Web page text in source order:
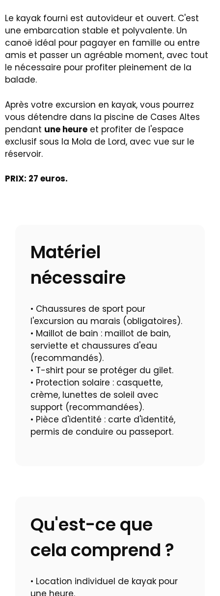
Le kayak fourni est autovideur et ouvert. C'est
une embarcation stable et polyvalente. Un
canoë idéal pour pagayer en famille ou entre
amis et passer un agréable moment, avec tout
le nécessaire pour profiter pleinement de la
balade.
Après votre excursion en kayak, vous pourrez
vous détendre dans la piscine de Cases Altes
pendant une heure et profiter de l'espace
exclusif sous la Mola de Lord, avec vue sur le
réservoir.
PRIX: 27 euros.
Matériel
nécessaire
• Chaussures de sport pour
l'excursion au marais (obligatoires).
• Maillot de bain : maillot de bain,
serviette et chaussures d'eau
(recommandés).
• T-shirt pour se protéger du gilet.
• Protection solaire : casquette,
crème, lunettes de soleil avec
support (recommandées).
• Pièce d'identité : carte d'identité,
permis de conduire ou passeport.
Qu'est-ce que
cela comprend ?
• Location individuel de kayak pour
une heure.